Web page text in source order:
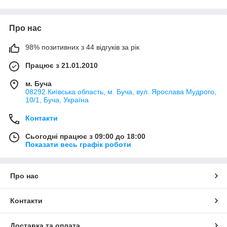
Про нас
98% позитивних з 44 відгуків за рік
Працює з 21.01.2010
м. Буча
08292 Київська область, м. Буча, вул. Ярослава Мудрого,
10/1, Буча, Україна
Контакти
Сьогодні працює з 09:00 до 18:00
Показати весь графік роботи
Про нас
Контакти